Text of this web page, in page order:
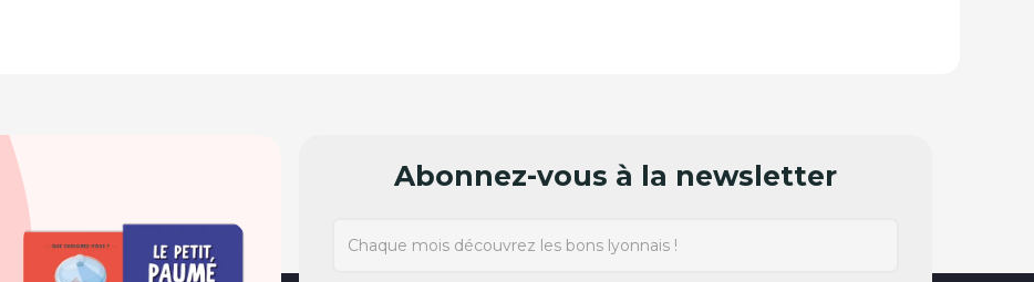
Abonnez-vous à la newsletter